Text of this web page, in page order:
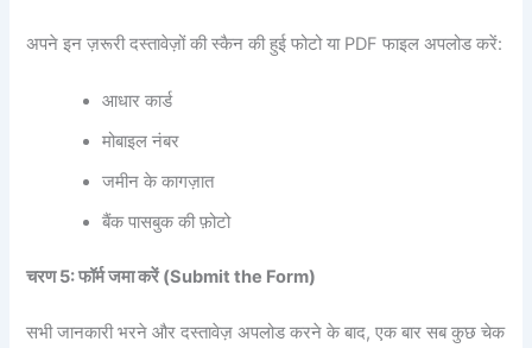
अपने इन ज़रूरी दस्तावेज़ों की स्कैन की हुई फोटो या PDF फाइल अपलोड करें:
आधार कार्ड
मोबाइल नंबर
जमीन के कागज़ात
बैंक पासबुक की फ़ोटो
चरण 5:फॉर्मजमाकरें (Submit the Form)
सभी जानकारी भरने और दस्तावेज़ अपलोड करने के बाद, एक बार सब कुछ चेक